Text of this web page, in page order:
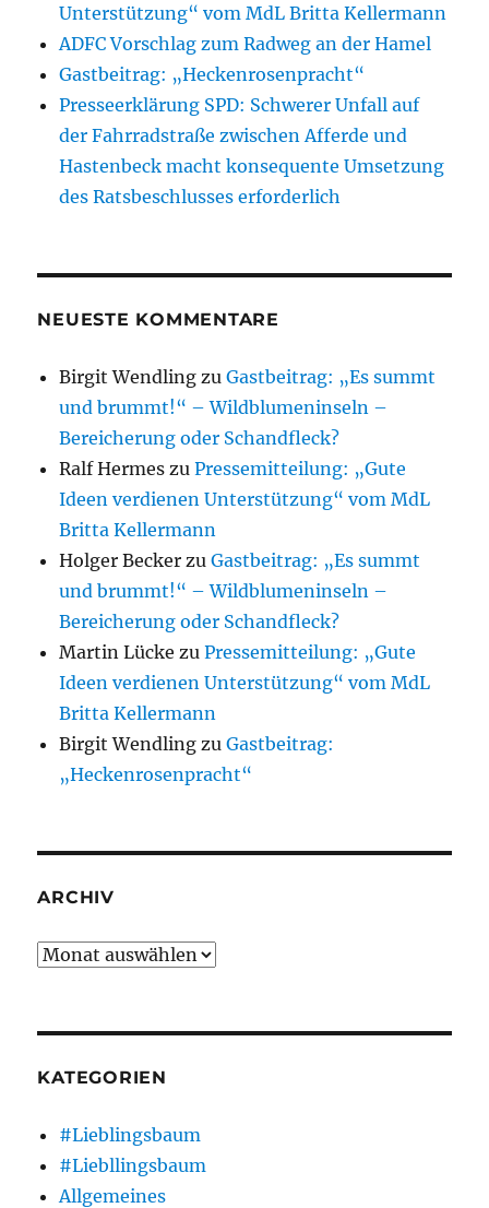
Unterstützung“ vom MdL Britta Kellermann
ADFC Vorschlag zum Radweg an der Hamel
Gastbeitrag: „Heckenrosenpracht“
Presseerklärung SPD: Schwerer Unfall auf
der Fahrradstraße zwischen Afferde und
Hastenbeck macht konsequente Umsetzung
des Ratsbeschlusses erforderlich
NEUESTE KOMMENTARE
Birgit Wendling zuGastbeitrag: „Es summt
und brummt!“ – Wildblumeninseln –
Bereicherung oder Schandfleck?
Ralf Hermes zuPressemitteilung: „Gute
Ideen verdienen Unterstützung“ vom MdL
Britta Kellermann
Holger Becker zuGastbeitrag: „Es summt
und brummt!“ – Wildblumeninseln –
Bereicherung oder Schandfleck?
Martin Lücke zuPressemitteilung: „Gute
Ideen verdienen Unterstützung“ vom MdL
Britta Kellermann
Birgit Wendling zuGastbeitrag:
„Heckenrosenpracht“
ARCHIV
Archiv
KATEGORIEN
#Lieblingsbaum
#Liebllingsbaum
Allgemeines